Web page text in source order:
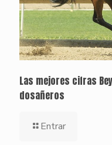
Las mejores cifras
dosañeros
Entrar